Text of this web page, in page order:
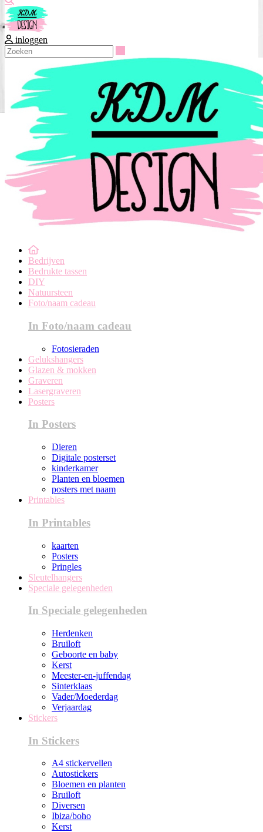
inloggen
Bedrijven
Bedrukte tassen
DIY
Natuursteen
Foto/naam cadeau
In Foto/naam cadeau
Fotosieraden
Gelukshangers
Glazen & mokken
Graveren
Lasergraveren
Posters
In Posters
Dieren
Digitale posterset
kinderkamer
Planten en bloemen
posters met naam
Printables
In Printables
kaarten
Posters
Pringles
Sleutelhangers
Speciale gelegenheden
In Speciale gelegenheden
Herdenken
Bruiloft
Geboorte en baby
Kerst
Meester-en-juffendag
Sinterklaas
Vader/Moederdag
Verjaardag
Stickers
In Stickers
A4 stickervellen
Autostickers
Bloemen en planten
Bruiloft
Diversen
Ibiza/boho
Kerst